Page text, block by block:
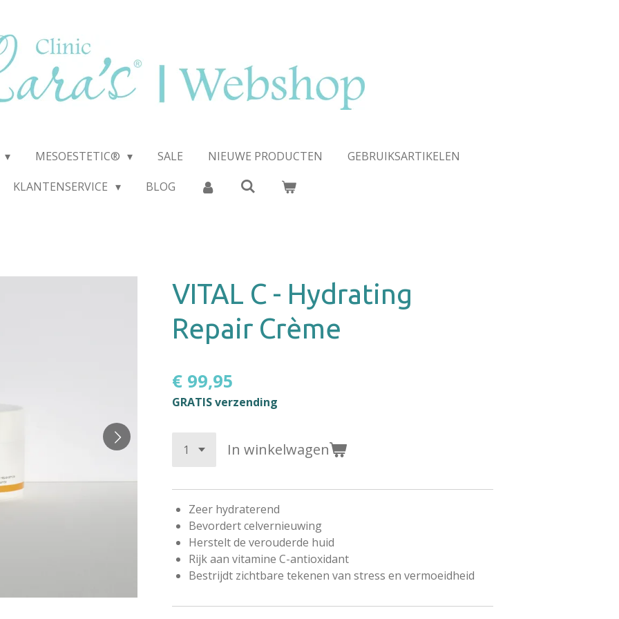
MESOESTETIC® SALE NIEUWE PRODUCTEN
GEBRUIKSARTIKELEN
KLANTENSERVICE
BLOG
VITAL C - Hydrating
Repair Crème
€ 99,95
GRATIS verzending
In winkelwagen
Zeer hydraterend
Bevordert celvernieuwing
Herstelt de verouderde huid
Rijk aan vitamine C-antioxidant
Bestrijdt zichtbare tekenen van stress en vermoeidheid